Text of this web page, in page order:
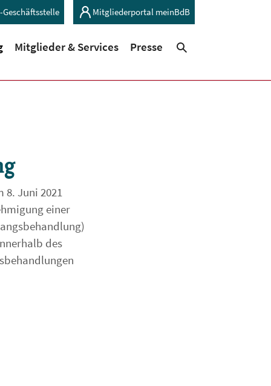
Mitgliederportal meinBdB
(current)
Mitglieder & Services(current)
Presse
8. Juni 2021
einer
des